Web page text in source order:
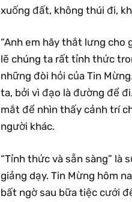
xuống đất, không thúi đi,
“Anh em hãy thắt lưng cho
lẽ chúng ta rất tỉnh thức
những đòi hỏi của Tin
ta, bởi vì đạo là đường để
mắt để nhìn thấy cảnh trí
người khác.
“Tỉnh thức và sẵn sàng” là
giảng dạy. Tin Mừng hôm
bất ngờ sau bữa tiệc cưới